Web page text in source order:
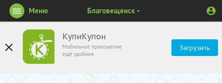
КупиКупон
Мобильное приложение
ещё удобнее
Загрузить
Меню Благовещенск